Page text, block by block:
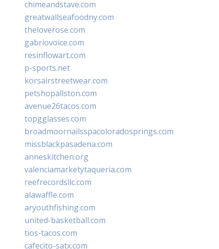
chimeandstave.com
greatwallseafoodny.com
theloverose.com
gabriovoice.com
resinflowart.com
p-sports.net
korsairstreetwear.com
petshopallston.com
avenue26tacos.com
topgglasses.com
broadmoornailsspacoloradosprings.com
missblackpasadena.com
anneskitchen.org
valenciamarketytaqueria.com
reefrecordsllc.com
alawaffle.com
aryouthfishing.com
united-basketball.com
tios-tacos.com
cafecito-satx.com